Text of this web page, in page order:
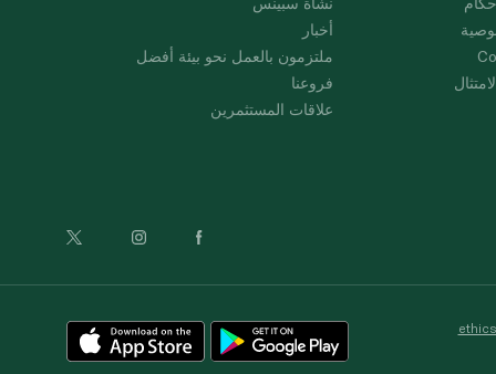
أخبار
ملتزمون بالعمل نحو بيئة أفضل
فروعنا
علاقات المستثمرين